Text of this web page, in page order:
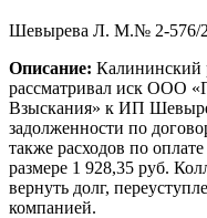
Шевырева Л. М.№ 2-576/
Описание: Калининский
рассматривал иск ООО
Взыскания» к ИП
задолженности по
также расходов по
размере 1 928,35 руб.
вернуть долг,
компанией.